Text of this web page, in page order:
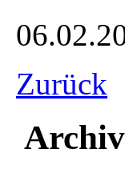
Zurück
Archiv